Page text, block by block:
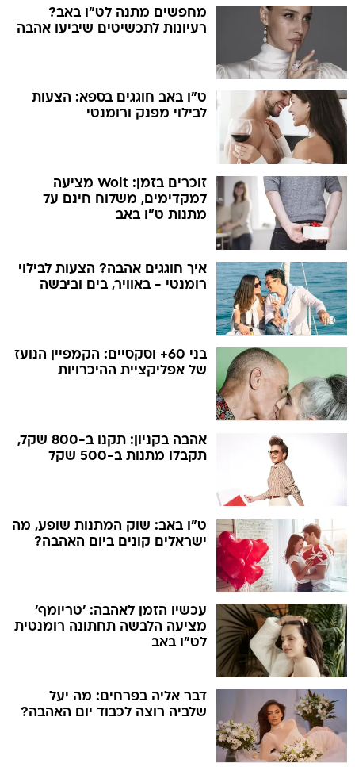
מחפשים מתנה לט"ו באב?
רעיונות לתכשיטים שיביעו אהבה
ט"ו באב חוגגים בספא: הצעות
לבילוי מפנק ורומנטי
זוכרים בזמן: Wolt מציעה
למקדימים, משלוח חינם על
מתנות ט"ו באב
איך חוגגים אהבה? הצעות לבילוי
רומנטי - באוויר, בים וביבשה
בני 60+ וסקסיים: הקמפיין הנועז
של אפליקציית ההיכרויות
אהבה בקניון: תקנו ב-800 שקל,
תקבלו מתנות ב-500 שקל
ט"ו באב: שוק המתנות שופע, מה
ישראלים קונים ביום האהבה?
עכשיו הזמן לאהבה: 'טריומף'
מציעה הלבשה תחתונה רומנטית
לט"ו באב
דבר אליה בפרחים: מה יעל
שלביה רוצה לכבוד יום האהבה?